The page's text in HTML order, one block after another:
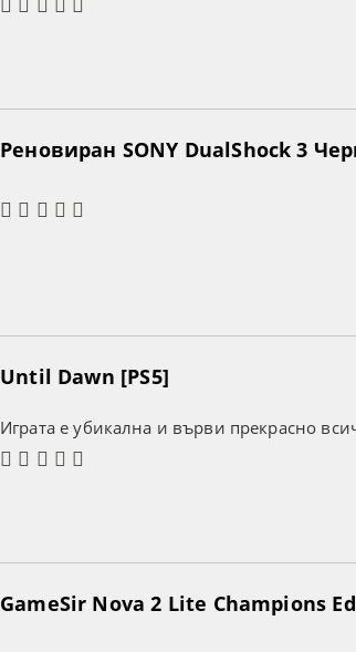
Реновиран SONY DualShock 3
Until Dawn [PS5]
Играта е убикална и върви прекрасно
GameSir Nova 2 Lite Champions